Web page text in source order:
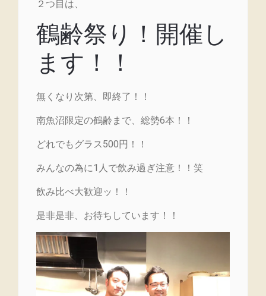
２つ目は、
鶴齢祭り！開催し
ます！！
無くなり次第、即終了！！
南魚沼限定の鶴齢まで、総勢6本！！
どれでもグラス500円！！
みんなの為に1人で飲み過ぎ注意！！笑
飲み比べ大歓迎ッ！！
是非是非、お待ちしています！！